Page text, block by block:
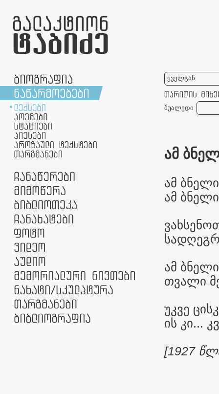
ყველგან
შუალედი
ამ
ამ
ამ
ამ
თვალი
უკვე
ის კი...
[1927